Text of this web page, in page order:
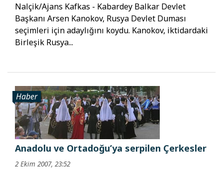
Nalçik/Ajans Kafkas - Kabardey Balkar Devlet
Başkanı Arsen Kanokov, Rusya Devlet Duması
seçimleri için adaylığını koydu. Kanokov, iktidardaki
Birleşik Rusya...
Haber
Anadolu ve Ortadoğu’ya serpilen Çerkesler
2 Ekim 2007, 23:52